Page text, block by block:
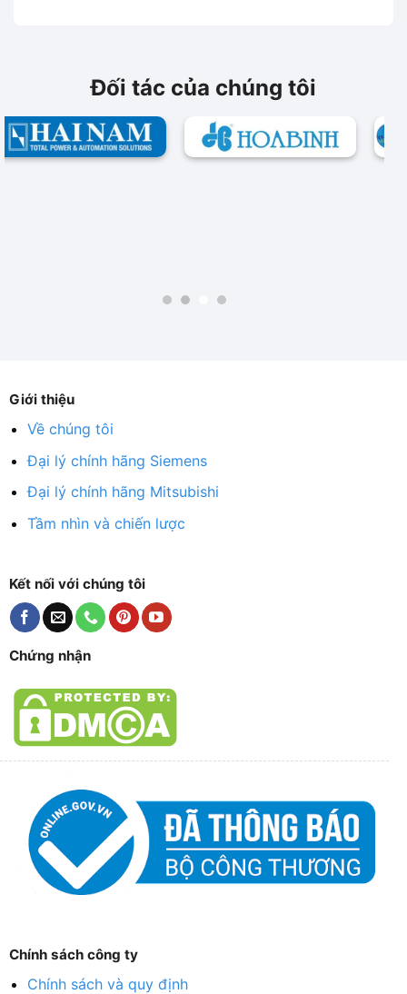
Đối tác của chúng tôi
Giới thiệu
Về chúng tôi
Đại lý chính hãng Siemens
Đại lý chính hãng Mitsubishi
Tầm nhìn và chiến lược
Kết nối với chúng tôi
Chứng nhận
Chính sách công ty
Chính sách và quy định